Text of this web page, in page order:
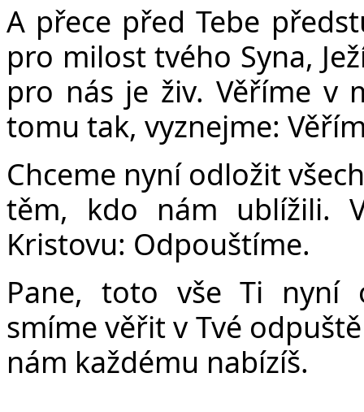
A přece před Tebe
pro milost tvého Syna,
pro nás je živ. Věříme v
tomu tak, vyznejme:
Chceme nyní odložit
těm, kdo nám ublížili.
Kristovu: Odpouštíme.
Pane, toto vše Ti nyní
smíme věřit v Tvé
nám každému nabízíš.